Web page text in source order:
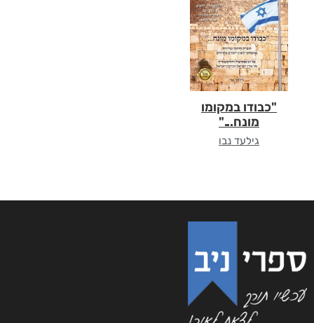
"כבודו במקומו
מונח..."
גילעד נבו